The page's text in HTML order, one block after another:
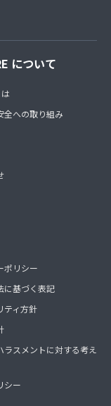
について
全への取り組み
ポリシー
に基づく表記
ティ方針
ラスメントに対する考え
シー